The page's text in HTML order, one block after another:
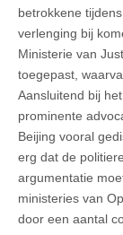
betrokkene
verlenging bij
Ministerie van
toegepast,
Aansluitend bij
prominente
Beijing vooral
erg dat de
argumentatie
ministeries van
door een aantal